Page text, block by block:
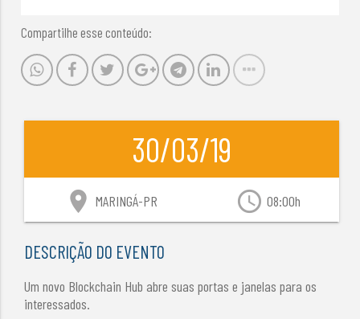
Compartilhe esse conteúdo:
30/03/19
access_time 08:00h
location_on MARINGÁ-PR
DESCRIÇÃO DO EVENTO
Um novo Blockchain Hub abre suas portas e janelas para os
interessados.